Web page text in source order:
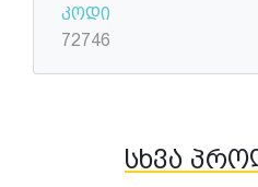
კოდი
72746
სხვა